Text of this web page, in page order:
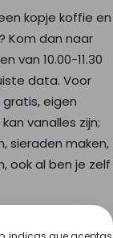
kopje koffie en
Kom dan naar
van 10.00-11.30
data. Voor
eigen
vanalles zijn;
sieraden maken,
ook al ben je zelf